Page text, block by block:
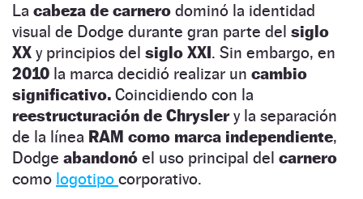
La cabeza de carnero dominó la identidad
visual de Dodge durante gran parte del siglo
XX y principios del siglo XXI. Sin embargo, en
2010 la marca decidió realizar un cambio
significativo. Coincidiendo con la
reestructuración de Chryslery la separación
de la línea RAM como marca independiente,
Dodge abandonó el uso principal del carnero
como logotipo corporativo.